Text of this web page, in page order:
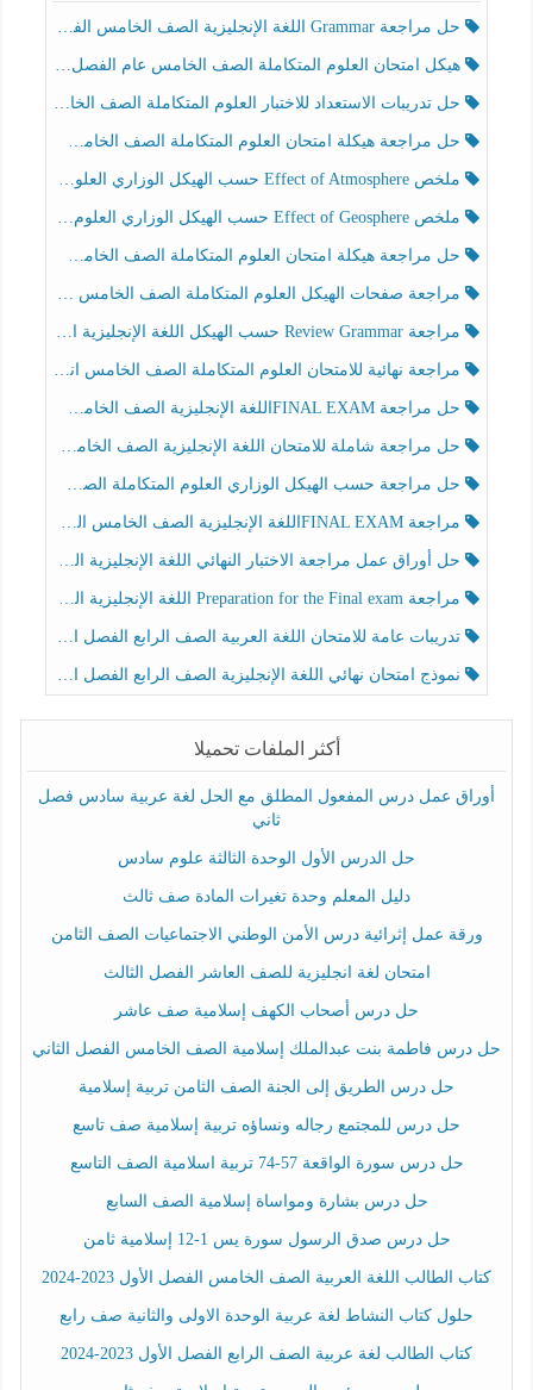
حل مراجعة Grammar اللغة الإنجليزية الصف الخامس الفصل الثالث
هيكل امتحان العلوم المتكاملة الصف الخامس عام الفصل الدراسي الثالث 2025-2026
حل تدريبات الاستعداد للاختبار العلوم المتكاملة الصف الخامس عام الفصل الثالث
حل مراجعة هيكلة امتحان العلوم المتكاملة الصف الخامس انسبير الفصل الثالث
ملخص Effect of Atmosphere حسب الهيكل الوزاري العلوم المتكاملة الصف الخامس انسبير الفصل الثالث
ملخص Effect of Geosphere حسب الهيكل الوزاري العلوم المتكاملة الصف الخامس انسبير الفصل الثالث
حل مراجعة هيكلة امتحان العلوم المتكاملة الصف الخامس عام الفصل الثالث
مراجعة صفحات الهيكل العلوم المتكاملة الصف الخامس انسبير الفصل الثالث
مراجعة Review Grammar حسب الهيكل اللغة الإنجليزية الصف الخامس الفصل الثالث
مراجعة نهائية للامتحان العلوم المتكاملة الصف الخامس انسبير الفصل الثالث
حل مراجعة FINAL EXAMاللغة الإنجليزية الصف الخامس الفصل الثالث
حل مراجعة شاملة للامتحان اللغة الإنجليزية الصف الخامس الفصل الثالث
حل مراجعة حسب الهيكل الوزاري العلوم المتكاملة الصف الخامس عام الفصل الثالث
مراجعة FINAL EXAMاللغة الإنجليزية الصف الخامس الفصل الثالث
حل أوراق عمل مراجعة الاختبار النهائي اللغة الإنجليزية الصف الرابع الفصل الثالث
مراجعة Preparation for the Final exam اللغة الإنجليزية الصف الرابع الفصل الثالث
تدريبات عامة للامتحان اللغة العربية الصف الرابع الفصل الثالث
نموذج امتحان نهائي اللغة الإنجليزية الصف الرابع الفصل الثالث
أكثر الملفات تحميلا
أوراق عمل درس المفعول المطلق مع الحل لغة عربية سادس فصل
ثاني
حل الدرس الأول الوحدة الثالثة علوم سادس
دليل المعلم وحدة تغيرات المادة صف ثالث
ورقة عمل إثرائية درس الأمن الوطني الاجتماعيات الصف الثامن
امتحان لغة انجليزية للصف العاشر الفصل الثالث
حل درس أصحاب الكهف إسلامية صف عاشر
حل درس فاطمة بنت عبدالملك إسلامية الصف الخامس الفصل الثاني
حل درس الطريق إلى الجنة الصف الثامن تربية إسلامية
حل درس للمجتمع رجاله ونساؤه تربية إسلامية صف تاسع
حل درس سورة الواقعة 57-74 تربية اسلامية الصف التاسع
حل درس بشارة ومواساة إسلامية الصف السابع
حل درس صدق الرسول سورة يس 1-12 إسلامية ثامن
كتاب الطالب اللغة العربية الصف الخامس الفصل الأول 2023-2024
حلول كتاب النشاط لغة عربية الوحدة الاولى والثانية صف رابع
كتاب الطالب لغة عربية الصف الرابع الفصل الأول 2023-2024